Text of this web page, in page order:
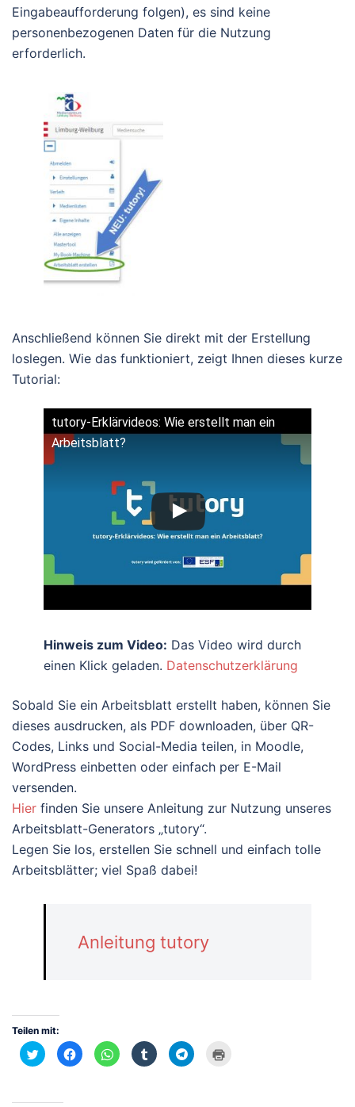
Eingabeaufforderung folgen), es sind keine
personenbezogenen Daten für die Nutzung
erforderlich.
Anschließend können Sie direkt mit der Erstellung
loslegen. Wie das funktioniert, zeigt Ihnen dieses kurze
Tutorial:
tutory-Erklärvideos: Wie erstellt man ein
Arbeitsblatt?
Hinweis zum Video: Das Video wird durch
einen Klick geladen. Datenschutzerklärung
Sobald Sie ein Arbeitsblatt erstellt haben, können Sie
dieses ausdrucken, als PDF downloaden, über QR-
Codes, Links und Social-Media teilen, in Moodle,
WordPress einbetten oder einfach per E-Mail
versenden.
Hier finden Sie unsere Anleitung zur Nutzung unseres
Arbeitsblatt-Generators „tutory“.
Legen Sie los, erstellen Sie schnell und einfach tolle
Arbeitsblätter; viel Spaß dabei!
Anleitung tutory
Teilen mit:
Klick,
um
Klick,
um
Klicken,
um
Klick,
um
Klicken,
um